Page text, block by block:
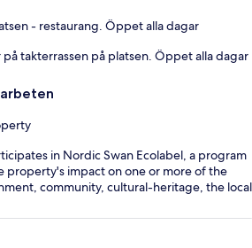
- restaurang. Öppet alla dagar
takterrassen på platsen. Öppet alla dagar
in Nordic Swan Ecolabel, a program
property's impact on one or more of the
community, cultural-heritage, the local